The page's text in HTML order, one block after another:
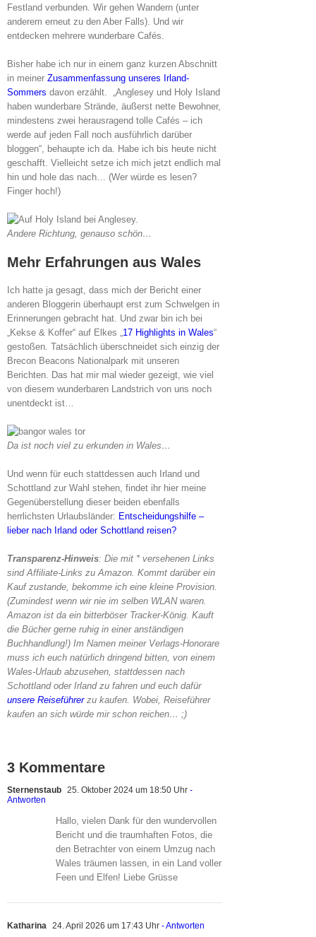
Festland verbunden. Wir gehen Wandern (unter
anderem erneut zu den Aber Falls). Und wir
entdecken mehrere wunderbare Cafés.
Bisher habe ich nur in einem ganz kurzen Abschnitt
in meiner Zusammenfassung unseres Irland-
Sommers davon erzählt. „Anglesey und Holy Island
haben wunderbare Strände, äußerst nette Bewohner,
mindestens zwei herausragend tolle Cafés – ich
werde auf jeden Fall noch ausführlich darüber
bloggen“, behaupte ich da. Habe ich bis heute nicht
geschafft. Vielleicht setze ich mich jetzt endlich mal
hin und hole das nach… (Wer würde es lesen?
Finger hoch!)
Andere Richtung, genauso schön…
Mehr Erfahrungen aus Wales
Ich hatte ja gesagt, dass mich der Bericht einer
anderen Bloggerin überhaupt erst zum Schwelgen in
Erinnerungen gebracht hat. Und zwar bin ich bei
„Kekse & Koffer“ auf Elkes „17 Highlights in Wales“
gestoßen. Tatsächlich überschneidet sich einzig der
Brecon Beacons Nationalpark mit unseren
Berichten. Das hat mir mal wieder gezeigt, wie viel
von diesem wunderbaren Landstrich von uns noch
unentdeckt ist…
Da ist noch viel zu erkunden in Wales…
Und wenn für euch stattdessen auch Irland und
Schottland zur Wahl stehen, findet ihr hier meine
Gegenüberstellung dieser beiden ebenfalls
herrlichsten Urlaubsländer: Entscheidungshilfe –
lieber nach Irland oder Schottland reisen?
Transparenz-Hinweis: Die mit * versehenen Links
sind Affiliate-Links zu Amazon. Kommt darüber ein
Kauf zustande, bekomme ich eine kleine Provision.
(Zumindest wenn wir nie im selben WLAN waren.
Amazon ist da ein bitterböser Tracker-König. Kauft
die Bücher gerne ruhig in einer anständigen
Buchhandlung!) Im Namen meiner Verlags-Honorare
muss ich euch natürlich dringend bitten, von einem
Wales-Urlaub abzusehen, stattdessen nach
Schottland oder Irland zu fahren und euch dafür
unsere Reiseführerzu kaufen. Wobei, Reiseführer
kaufen an sich würde mir schon reichen… ;)
3 Kommentare
Sternenstaub 25. Oktober 2024 um 18:50 Uhr -
Antworten
Hallo, vielen Dank für den wundervollen
Bericht und die traumhaften Fotos, die
den Betrachter von einem Umzug nach
Wales träumen lassen, in ein Land voller
Feen und Elfen! Liebe Grüsse
Katharina 24. April 2026 um 17:43 Uhr - Antworten